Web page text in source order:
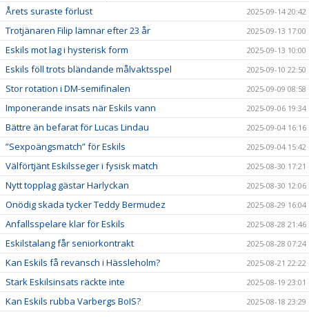
Årets suraste förlust 2025-09-14 20:42
Trotjänaren Filip lämnar efter 23 år 2025-09-13 17:00
Eskils mot lag i hysterisk form 2025-09-13 10:00
Eskils föll trots bländande målvaktsspel 2025-09-10 22:50
Stor rotation i DM-semifinalen 2025-09-09 08:58
Imponerande insats när Eskils vann 2025-09-06 19:34
Bättre än befarat för Lucas Lindau 2025-09-04 16:16
”Sexpoängsmatch” för Eskils 2025-09-04 15:42
Välförtjänt Eskilsseger i fysisk match 2025-08-30 17:21
Nytt topplag gästar Harlyckan 2025-08-30 12:06
Onödig skada tycker Teddy Bermudez 2025-08-29 16:04
Anfallsspelare klar för Eskils 2025-08-28 21:46
Eskilstalang får seniorkontrakt 2025-08-28 07:24
Kan Eskils få revansch i Hässleholm? 2025-08-21 22:22
Stark Eskilsinsats räckte inte 2025-08-19 23:01
Kan Eskils rubba Varbergs BoIS? 2025-08-18 23:29